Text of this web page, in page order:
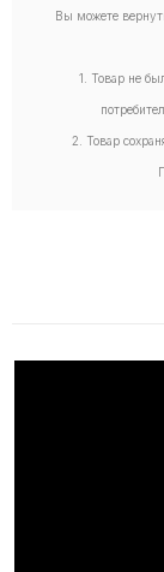
Вы можете
1. Товар не
2. Товар